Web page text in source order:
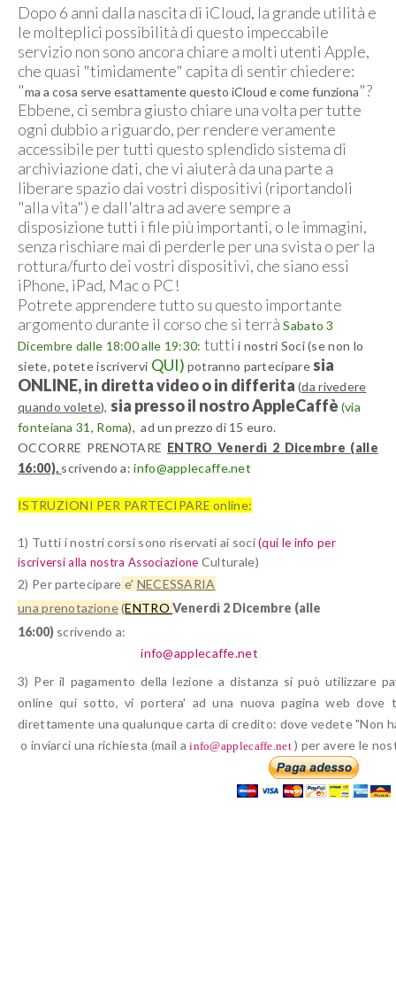
Dopo 6 anni dalla nascita di iCloud, la grande utilità e
le molteplici possibilità di questo impeccabile
servizio non sono ancora chiare a molti utenti Apple,
che quasi "timidamente" capita di sentir chiedere:
"ma a cosa serve esattamente questo iCloud e come funziona"?
Ebbene, ci sembra giusto chiare una volta per tutte
ogni dubbio a riguardo, per rendere veramente
accessibile per tutti questo splendido sistema di
archiviazione dati, che vi aiuterà da una parte a
liberare spazio dai vostri dispositivi (riportandoli
"alla vita") e dall'altra ad avere sempre a
disposizione tutti i file più importanti, o le immagini,
senza rischiare mai di perderle per una svista o per la
rottura/furto dei vostri dispositivi, che siano essi
iPhone, iPad, Mac o PC!
Potrete apprendere tutto su questo importante
argomento durante il corso che si terrà Sabato 3
Dicembre dalle 18:00 alle 19:30: tutti i nostri Soci (se non lo
siete, potete iscrivervi QUI) potranno partecipare sia
ONLINE, in diretta video o in differita (da rivedere
quando volete), sia presso il nostro AppleCaffè (via
fonteiana 31, Roma), ad un prezzo di 15 euro.
OCCORRE PRENOTARE ENTRO Venerdì 2 Dicembre (alle
16:00), scrivendo a:info@applecaffe.net
ISTRUZIONI PER PARTECIPARE online:
1) Tutti i nostri corsi sono riservati ai soci(qui le info per
iscriversi alla nostra Associazione Culturale)
2) Per partecipare e' NECESSARIA
una prenotazione(ENTROVenerdì 2 Dicembre (alle
16:00) scrivendo a:
info@applecaffe.net
3) Per il pagamento della lezione a distanza si può utilizzare
online qui sotto,vi portera' ad una nuova pagina web
direttamente una qualunque carta di credito: dove vedete "Non
o inviarci una richiesta (mail ainfo@applecaffe.net) per avere le